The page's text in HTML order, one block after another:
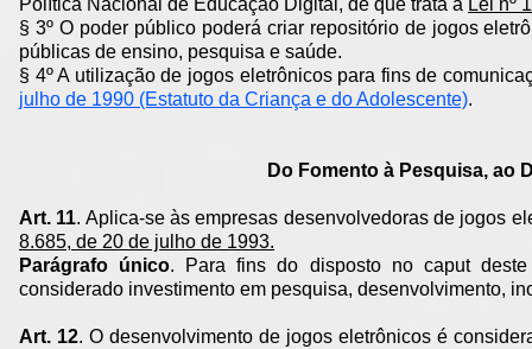
Política Nacional de Educação Digital, de que trata a Lei nº
§ 3º O poder público poderá criar repositório de jogos
públicas de ensino, pesquisa e saúde.
§ 4º A utilização de jogos eletrônicos para fins de
julho de 1990 (Estatuto da Criança e do Adolescente).
Do Fomento à Pesquisa, ao
Art. 11. Aplica-se às empresas desenvolvedoras de jogos
8.685, de 20 de julho de 1993.
Parágrafo único. Para fins do disposto no caput
considerado investimento em pesquisa, desenvolvimento,
Art. 12. O desenvolvimento de jogos eletrônicos é